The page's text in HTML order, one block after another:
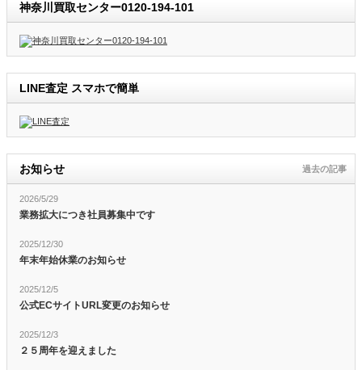
神奈川買取センター0120-194-101
LINE査定 スマホで簡単
お知らせ
2026/5/29
業務拡大につき社員募集中です
2025/12/30
年末年始休業のお知らせ
2025/12/5
公式ECサイトURL変更のお知らせ
2025/12/3
２５周年を迎えました
過去の記事